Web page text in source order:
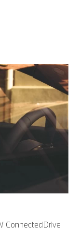
ConnectedDrive